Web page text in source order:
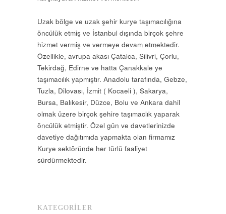
Uzak bölge ve uzak şehir kurye taşımacılığına
öncülük etmiş ve İstanbul dışında birçok şehre
hizmet vermiş ve vermeye devam etmektedir.
Özellikle, avrupa akası Çatalca, Silivri, Çorlu,
Tekirdağ, Edirne ve hatta Çanakkale ye
taşımacılık yapmıştır. Anadolu tarafında, Gebze,
Tuzla, Dilovası, İzmit ( Kocaeli ), Sakarya,
Bursa, Balıkesir, Düzce, Bolu ve Ankara dahil
olmak üzere birçok şehire taşımaclık yaparak
öncülük etmiştir. Özel gün ve davetlerinizde
davetiye dağıtımıda yapmakta olan firmamız
Kurye sektöründe her türlü faaliyet
sürdürmektedir.
KATEGORILER